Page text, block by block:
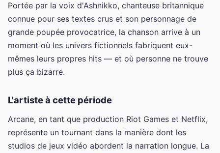
Portée par la voix d'Ashnikko, chanteuse britannique
connue pour ses textes crus et son personnage de
grande poupée provocatrice, la chanson arrive à un
moment où les univers fictionnels fabriquent eux-
mêmes leurs propres hits — et où personne ne trouve
plus ça bizarre.
L'artiste à cette période
Arcane, en tant que production Riot Games et Netflix,
représente un tournant dans la manière dont les
studios de jeux vidéo abordent la narration longue. La